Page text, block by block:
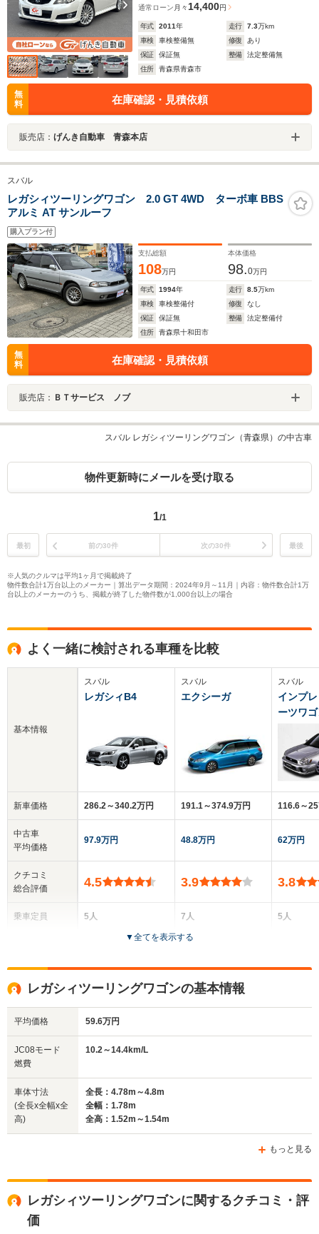
通常ローン 月々14,400円
年式 2011年 走行 7.3万km
車検
車検整備無 修復
あり
保証
保証無 整備
法定整備無
住所
青森県青森市
無
料
在庫確認・見積依頼
販売店： げんき自動車 青森本店
スバル
レガシィツーリングワゴン 2.0 GT 4WD ターボ車 BBS
アルミ AT サンルーフ
購入プラン付
支払総額
108万円
本体価格
98.0万円
年式 1994年 走行 8.5万km
車検
車検整備付 修復
なし
保証
保証無 整備
法定整備付
住所
青森県十和田市
無
料
在庫確認・見積依頼
販売店： ＢＴサービス ノブ
スバル レガシィツーリングワゴン（青森県）の中古車
物件更新時にメールを受け取る
1/1
最初 前の30件 次の30件 最後
※人気のクルマは平均1ヶ月で掲載終了
物件数合計1万台以上のメーカー｜算出データ期間：2024年9月～11月｜内容：物件数合計1万
台以上のメーカーのうち、掲載が終了した物件数が1,000台以上の場合
よく一緒に検討される車種を比較
基本情報
新車価格
中古車
平均価格
クチコミ
総合評価
乗車定員
サイズ
(全長x全幅x全高)
WLTCモード
燃費
スバル
レガシィB4
286.2～340.2万円
97.9万円
4.5
5人
1.5m
全幅
1.84m
スバル
エクシーガ
191.1～374.9万円
48.8万円
3.9
7人
5ドア
全高
1.65m～1.66m
スバル
インプ
ーツワ
116.6～
62万円
3.8
5人
▼全てを表示する
レガシィツーリングワゴンの基本情報
平均価格 59.6万円
JC08モード
燃費
10.2～14.4km/L
車体寸法
(全長x全幅x全
高)
全長：4.78m～4.8m
全幅：1.78m
全高：1.52m～1.54m
もっと見る
レガシィツーリングワゴンに関するクチコミ・評
価